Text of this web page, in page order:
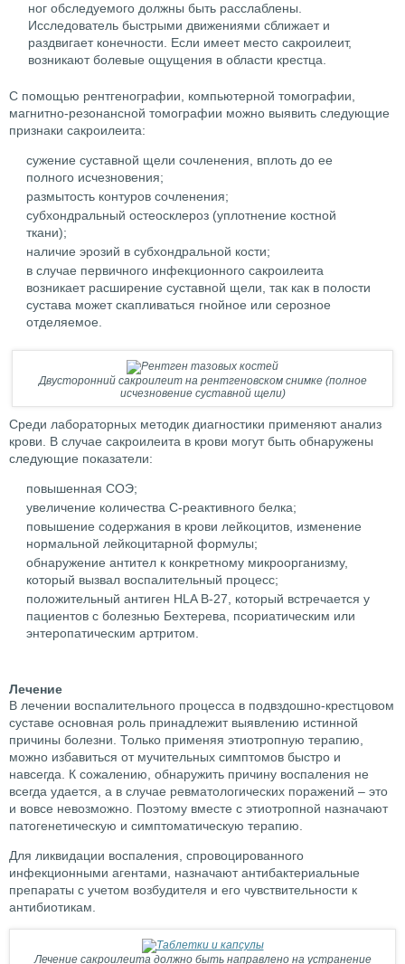
ног обследуемого должны быть расслаблены.
Исследователь быстрыми движениями сближает и
раздвигает конечности. Если имеет место сакроилеит,
возникают болевые ощущения в области крестца.
С помощью рентгенографии, компьютерной томографии,
магнитно-резонансной томографии можно выявить следующие
признаки сакроилеита:
сужение суставной щели сочленения, вплоть до ее
полного исчезновения;
размытость контуров сочленения;
субхондральный остеосклероз (уплотнение костной
ткани);
наличие эрозий в субхондральной кости;
в случае первичного инфекционного сакроилеита
возникает расширение суставной щели, так как в полости
сустава может скапливаться гнойное или серозное
отделяемое.
Двусторонний сакроилеит на рентгеновском снимке (полное
исчезновение суставной щели)
Среди лабораторных методик диагностики применяют анализ
крови. В случае сакроилеита в крови могут быть обнаружены
следующие показатели:
повышенная СОЭ;
увеличение количества С-реактивного белка;
повышение содержания в крови лейкоцитов, изменение
нормальной лейкоцитарной формулы;
обнаружение антител к конкретному микроорганизму,
который вызвал воспалительный процесс;
положительный антиген HLA B-27, который встречается у
пациентов с болезнью Бехтерева, псориатическим или
энтеропатическим артритом.
Лечение
В лечении воспалительного процесса в подвздошно-крестцовом
суставе основная роль принадлежит выявлению истинной
причины болезни. Только применяя этиотропную терапию,
можно избавиться от мучительных симптомов быстро и
навсегда. К сожалению, обнаружить причину воспаления не
всегда удается, а в случае ревматологических поражений – это
и вовсе невозможно. Поэтому вместе с этиотропной назначают
патогенетическую и симптоматическую терапию.
Для ликвидации воспаления, спровоцированного
инфекционными агентами, назначают антибактериальные
препараты с учетом возбудителя и его чувствительности к
антибиотикам.
Лечение сакроилеита должно быть направлено на устранение